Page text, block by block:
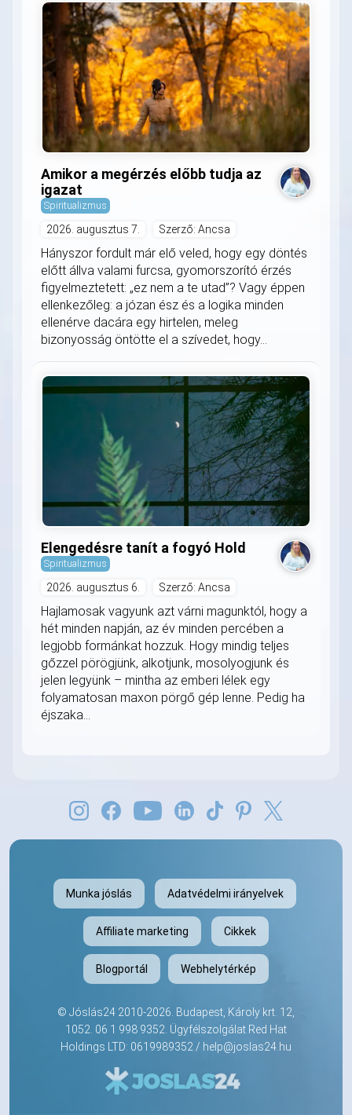
Amikor a megérzés előbb tudja az
igazat
Spiritualizmus
2026. augusztus 7. Szerző: Ancsa
Hányszor fordult már elő veled, hogy egy döntés
előtt állva valami furcsa, gyomorszorító érzés
figyelmeztetett: „ez nem a te utad”? Vagy éppen
ellenkezőleg: a józan ész és a logika minden
ellenérve dacára egy hirtelen, meleg
bizonyosság öntötte el a szívedet, hogy...
Elengedésre tanít a fogyó Hold
Spiritualizmus
2026. augusztus 6. Szerző: Ancsa
Hajlamosak vagyunk azt várni magunktól, hogy a
hét minden napján, az év minden percében a
legjobb formánkat hozzuk. Hogy mindig teljes
gőzzel pörögjünk, alkotjunk, mosolyogjunk és
jelen legyünk – mintha az emberi lélek egy
folyamatosan maxon pörgő gép lenne. Pedig ha
éjszaka...
Munka jóslás Adatvédelmi irányelvek
Affiliate marketing Cikkek
Blogportál Webhelytérkép
© Jóslás24 2010-2026. Budapest, Károly krt. 12,
1052. 06 1 998 9352. Ügyfélszolgálat Red Hat
Holdings LTD: 0619989352 / help@joslas24.hu